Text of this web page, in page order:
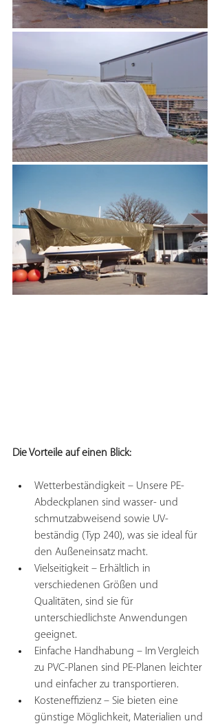
Die Vorteile auf einen Blick:
Wetterbeständigkeit – Unsere PE-
Abdeckplanen sind wasser- und
schmutzabweisend sowie UV-
beständig (Typ 240), was sie ideal für
den Außeneinsatz macht.
Vielseitigkeit – Erhältlich in
verschiedenen Größen und
Qualitäten, sind sie für
unterschiedlichste Anwendungen
geeignet.
Einfache Handhabung – Im Vergleich
zu PVC-Planen sind PE-Planen leichter
und einfacher zu transportieren.
Kosteneffizienz – Sie bieten eine
günstige Möglichkeit, Materialien und